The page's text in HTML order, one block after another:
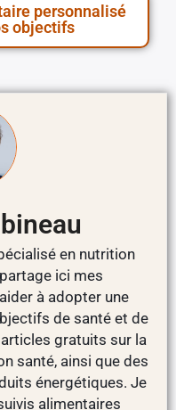
personnalisé
objectifs
en nutrition
ici mes
à adopter une
de santé et de
gratuits sur la
santé, ainsi que des
énergétiques. Je
alimentaires